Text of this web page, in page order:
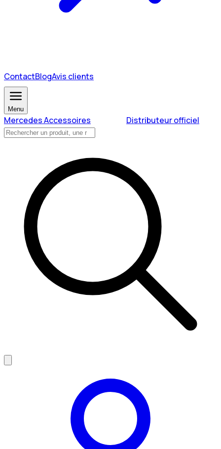
ContactBlogAvis clients
Menu
Mercedes Accessoires Distributeur officiel